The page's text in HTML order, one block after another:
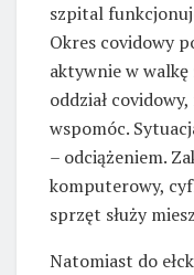
szpital
Okres covidowy
aktywnie w
oddział
wspomóc.
– odciążeniem.
komputerowy,
sprzęt służy
Natomiast do